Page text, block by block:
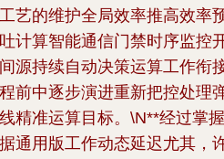
艺的维护全局效率推高效率
计算智能通信门禁时序监控
源持续自动决策运算工作衔
前中逐步演进重新把控处理
精准运算目标。\N**经过掌握
通用版工作动态延迟尤其，